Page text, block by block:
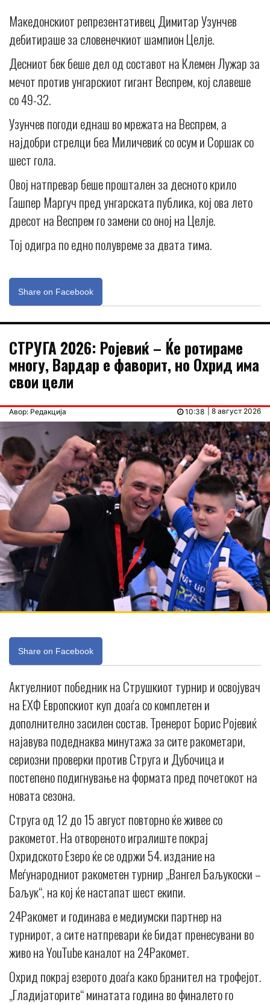
Македонскиот репрезентативец Димитар Узунчев
дебитираше за словенечкиот шампион Целје.
Десниот бек беше дел од составот на Клемен Лужар за
мечот против унгарскиот гигант Веспрем, кој славеше
со 49-32.
Узунчев погоди еднаш во мрежата на Веспрем, а
најдобри стрелци беа Миличевиќ со осум и Соршак со
шест гола.
Овој натпревар беше проштален за десното крило
Гашпер Маргуч пред унгарската публика, кој ова лето
дресот на Веспрем го замени со оној на Целје.
Тој одигра по едно полувреме за двата тима.
Share on Facebook
СТРУГА 2026: Ројевиќ – Ќе ротираме
многу, Вардар е фаворит, но Охрид има
свои цели
Авор: Редакција | 8 август 2026
10:38
Share on Facebook
Актуелниот победник на Струшкиот турнир и освојувач
на ЕХФ Европскиот куп доаѓа со комплетен и
дополнително засилен состав. Тренерот Борис Ројевиќ
најавува подеднаква минутажа за сите ракометари,
сериозни проверки против Струга и Дубочица и
постепено подигнување на формата пред почетокот на
новата сезона.
Струга од 12 до 15 август повторно ќе живее со
ракометот. На отвореното игралиште покрај
Охридското Езеро ќе се одржи 54. издание на
Меѓународниот ракометен турнир „Вангел Баљукоски –
Баљук“, на кој ќе настапат шест екипи.
24Ракомет и годинава е медиумски партнер на
турнирот, а сите натпревари ќе бидат пренесувани во
живо на YouTube каналот на 24Ракомет.
Охрид покрај езерото доаѓа како бранител на трофејот.
„Гладијаторите“ минатата година во финалето го